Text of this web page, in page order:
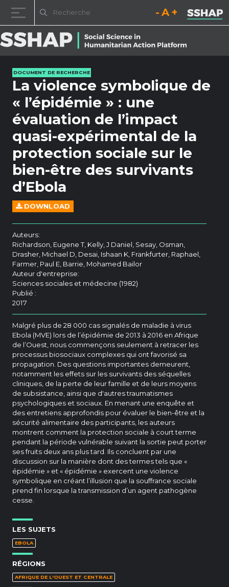
Diminuez la taille de la
Réinitialisez la
DOCUMENT DE RECHERCHE
La violence symbolique de
« l’épidémie » : une
évaluation de l’impact
quasi-expérimental de la
protection sociale sur le
bien-être des survivants
d’Ebola
DOWNLOAD
Auteurs:
Richardson, Eugene T, Kelly, J Daniel, Sesay, Osman,
Drasher, Michael D, Desai, Ishaan K, Frankfurter, Raphael,
Farmer, Paul E, Barrie, Mohamed Bailor
Auteur d'entreprise:
Sciences sociales et médecine (1982)
Publié :
2017
Malgré plus de 28 000 cas signalés de maladie à virus
Ebola (MVE) lors de l’épidémie de 2013 à 2016 en Afrique
de l’Ouest, nous commençons seulement à retracer les
processus biosociaux complexes qui ont favorisé sa
propagation. Des questions importantes demeurent,
notamment les effets sur les survivants des séquelles
cliniques, de la perte de leur famille et de leurs moyens
de subsistance, ainsi que d'autres traumatismes
psychologiques et sociaux. En menant une enquête et
des entretiens approfondis pour évaluer le bien-être et la
sécurité alimentaire des participants, les auteurs
montrent comment la protection sociale à court terme
pendant la période vulnérable suivant la sortie peut porter
ses fruits deux ans plus tard. Ils concluent par une
discussion sur la manière dont des termes tels que «
épidémie » et « épidémie » exercent une violence
symbolique en créant l’illusion que la souffrance sociale
prend fin lorsque la transmission d’un agent pathogène
cesse.
LES SUJETS
EBOLA
RÉGIONS
AFRIQUE DE L'OUEST ET CENTRALE